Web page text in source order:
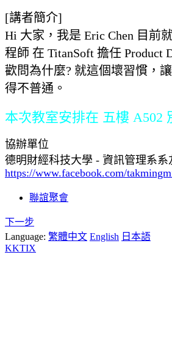
[講者簡介]
Hi 大家，我是 Eric Chen 目前
程師 在 TitanSoft 擔任 Product
歡問為什麼? 就這個壞習慣，
得不普通。
本次教室安排在 五樓 A502
協辦單位
德明財經科技大學 - 資訊管理系系
https://www.facebook.com/
聯誼聚會
下一步
Language: 繁體中文 English 日本語
KKTIX